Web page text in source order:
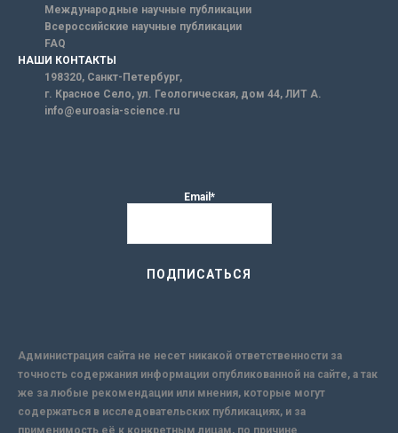
Международные научные публикации
Всероссийские научные публикации
FAQ
НАШИ КОНТАКТЫ
198320, Санкт-Петербург,
г. Красное Село, ул. Геологическая, дом 44, ЛИТ А.
info@euroasia-science.ru
Email*
Администрация сайта не несет никакой ответственности за
точность содержания информации опубликованной на сайте, а так
же за любые рекомендации или мнения, которые могут
содержаться в исследовательских публикациях, и за
применимость её к конкретным лицам, по причине